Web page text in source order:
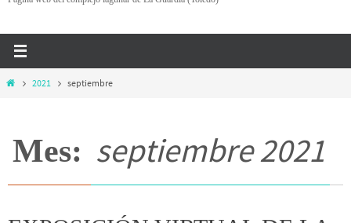
Inicio2021 septiembre
Mes: septiembre 2021